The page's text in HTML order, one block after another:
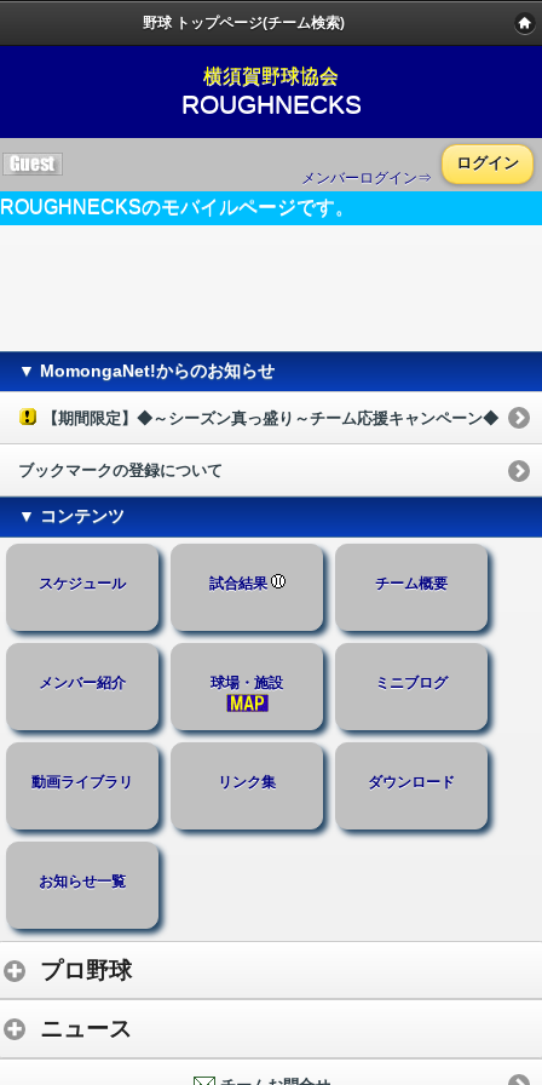
野球 トップページ(チーム検索)
横須賀野球協会
ROUGHNECKS
メンバーログイン⇒
ログイン
ROUGHNECKSのモバイルページです。
▼ MomongaNet!からのお知らせ
【期間限定】◆～シーズン真っ盛り～チーム応援キャンペーン◆
ブックマークの登録について
▼ コンテンツ
スケジュール 試合結果 チーム概要
メンバー紹介 球場・施設 ミニブログ
動画ライブラリ リンク集 ダウンロード
お知らせ一覧
プロ野球
ニュース